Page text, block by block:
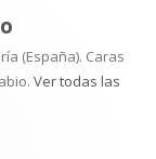
(España). Caras
Ver todas las